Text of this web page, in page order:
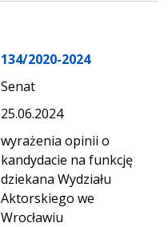
134/2020-2024
Senat
25.06.2024
wyrażenia opinii o
kandydacie na funkcję
dziekana Wydziału
Aktorskiego we
Wrocławiu